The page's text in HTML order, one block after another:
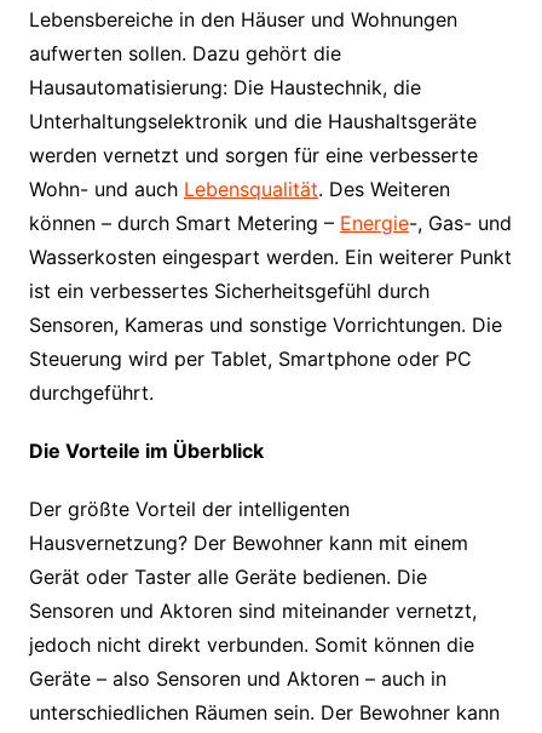
Lebensbereiche in den Häuser und Wohnungen
aufwerten sollen. Dazu gehört die
Hausautomatisierung: Die Haustechnik, die
Unterhaltungselektronik und die Haushaltsgeräte
werden vernetzt und sorgen für eine verbesserte
Wohn- und auch Lebensqualität. Des Weiteren
können – durch Smart Metering – Energie-, Gas- und
Wasserkosten eingespart werden. Ein weiterer Punkt
ist ein verbessertes Sicherheitsgefühl durch
Sensoren, Kameras und sonstige Vorrichtungen. Die
Steuerung wird per Tablet, Smartphone oder PC
durchgeführt.
Die Vorteile im Überblick
Der größte Vorteil der intelligenten
Hausvernetzung? Der Bewohner kann mit einem
Gerät oder Taster alle Geräte bedienen. Die
Sensoren und Aktoren sind miteinander vernetzt,
jedoch nicht direkt verbunden. Somit können die
Geräte – also Sensoren und Aktoren – auch in
unterschiedlichen Räumen sein. Der Bewohner kann